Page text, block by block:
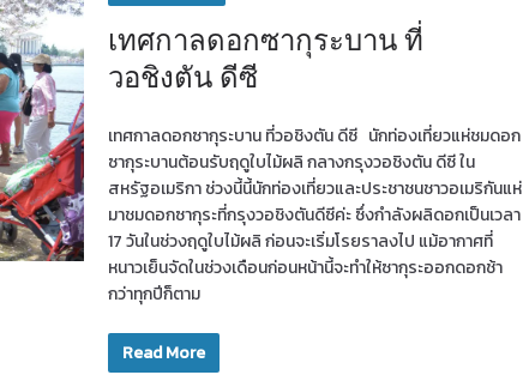
เทศกาลดอกซากุระบาน ที่
วอชิงตัน ดีซี
เทศกาลดอกซากุระบาน ที่วอชิงตัน ดีซี นักท่องเที่ยวแห่ชมดอก
ซากุระบานต้อนรับฤดูใบไม้ผลิ กลางกรุงวอชิงตัน ดีซี ใน
สหรัฐอเมริกา ช่วงนี้นี้นักท่องเที่ยวและประชาชนชาวอเมริกันแห่
มาชมดอกซากุระที่กรุงวอชิงตันดีซีค่ะ ซึ่งกำลังผลิดอกเป็นเวลา
17 วันในช่วงฤดูใบไม้ผลิ ก่อนจะเริ่มโรยราลงไป แม้อากาศที่
หนาวเย็นจัดในช่วงเดือนก่อนหน้านี้จะทำให้ซากุระออกดอกช้า
กว่าทุกปีก็ตาม
Read More